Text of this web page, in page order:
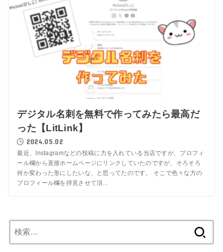
デジタル名刺を無料で作ってみたら最高だ
った【LitLink】
2024.05.02
最近、Instagramなどの投稿に力を入れている当店ですが、プロフィ
ール欄から直接ホームページにリンクしていたのですが、そろそろ
何か変わった形にしたいな、と思ってたのです。 そこで色々な方の
プロフィール欄を拝見させて頂...
索: